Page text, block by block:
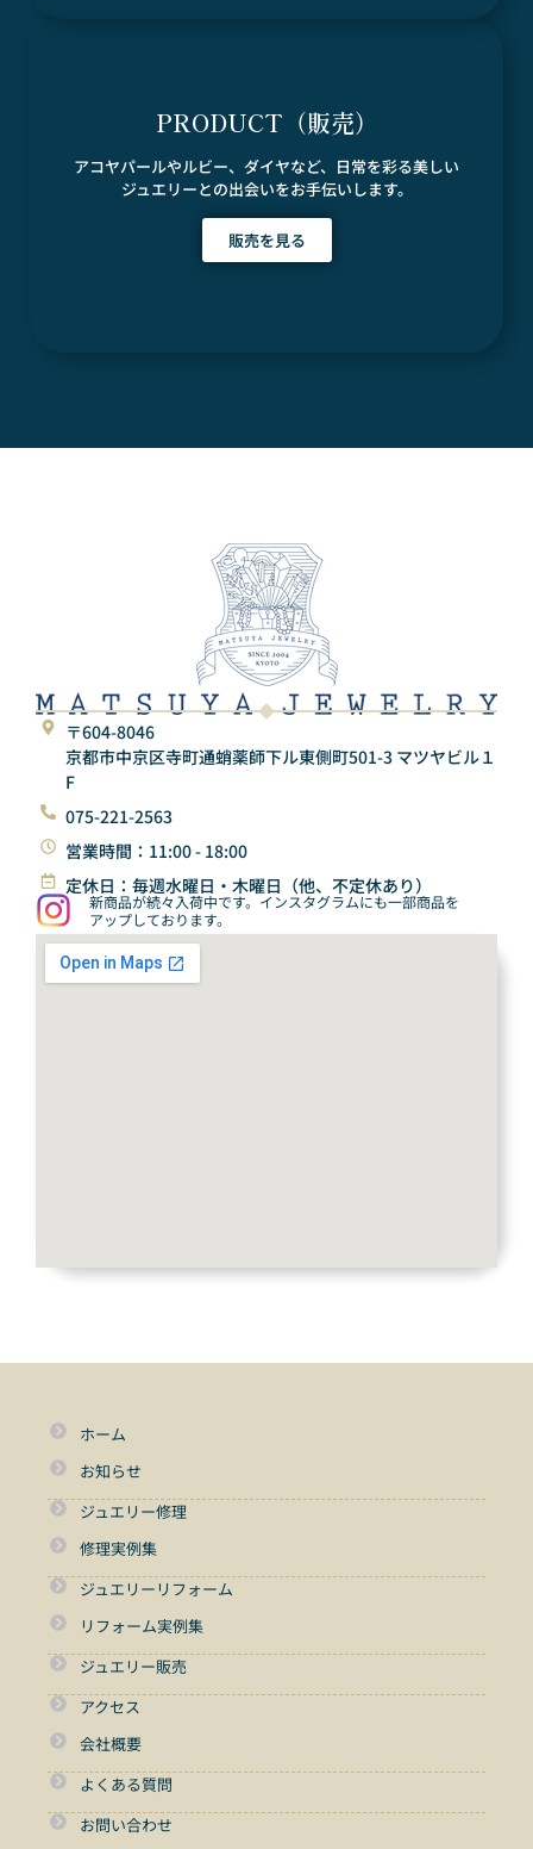
PRODUCT（販売）
アコヤパールやルビー、ダイヤなど、日常を彩る美しい
ジュエリーとの出会いをお手伝いします。
販売を見る
〒604-8046
京都市中京区寺町通蛸薬師下ル東側町501-3 マツヤビル１
F
075-221-2563
営業時間：11:00 - 18:00
定休日：毎週水曜日・木曜日（他、不定休あり）
新商品が続々入荷中です。インスタグラムにも一部商品を
アップしております。
ホーム
お知らせ
ジュエリー修理
修理実例集
ジュエリーリフォーム
リフォーム実例集
ジュエリー販売
アクセス
会社概要
よくある質問
お問い合わせ